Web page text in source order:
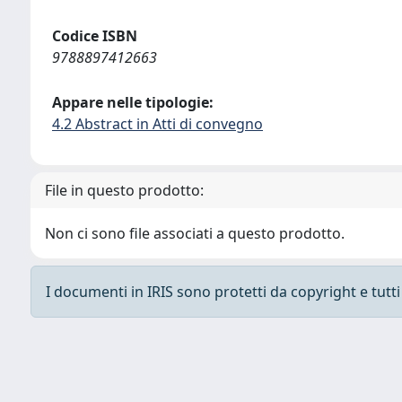
Codice ISBN
9788897412663
Appare nelle tipologie:
4.2 Abstract in Atti di convegno
File in questo prodotto:
Non ci sono file associati a questo prodotto.
I documenti in IRIS sono protetti da copyright e